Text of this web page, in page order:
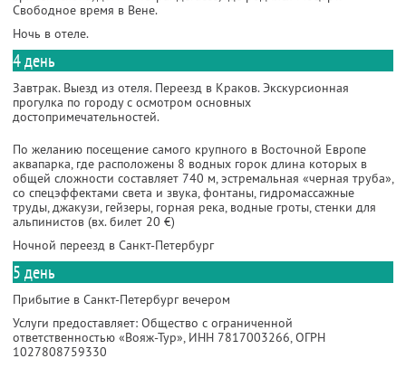
Свободное время в Вене.
Ночь в отеле.
4 день
Завтрак. Выезд из отеля. Переезд в Краков. Экскурсионная
прогулка по городу с осмотром основных
достопримечательностей.
По желанию посещение самого крупного в Восточной Европе
аквапарка, где расположены 8 водных горок длина которых в
общей сложности составляет 740 м, эстремальная «черная труба»,
со спецэффектами света и звука, фонтаны, гидромассажные
труды, джакузи, гейзеры, горная река, водные гроты, стенки для
альпинистов (вх. билет 20 €)
Ночной переезд в Санкт-Петербург
5 день
Прибытие в Санкт-Петербург вечером
Услуги предоставляет: Общество с ограниченной
ответственностью «Вояж-Тур», ИНН 7817003266, ОГРН
1027808759330